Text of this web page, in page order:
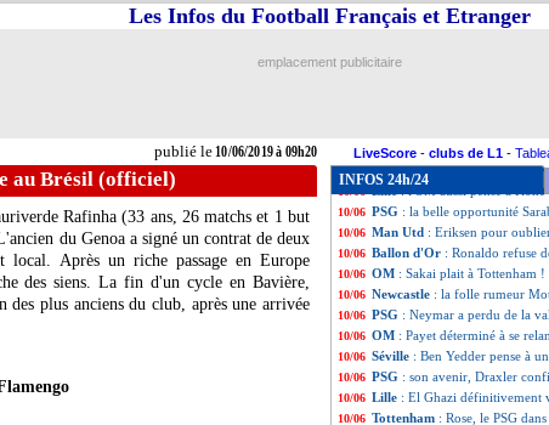
publié le10/06/2019 à 09h20
Les Infos du Football Français et Etranger
emplacement publicitaire
LiveScore - clubs de L1 -
au Brésil (officiel)
Rafinha (33 ans, 26 matchs et 1 but
du Genoa a signé un contrat de deux
local. Après un riche passage en Europe
des siens. La fin d'un cycle en Bavière,
plus anciens du club, après une arrivée
INFOS 24h/24
10/06 Real: Pintus, le préparateur
10/06 PSG: Areola se projette sur
10/06 Portugal
10/06 PSG: Griezmann-Mbappé,
10/06 Roma: Gonalons au rebond
: l'OM aussi pense à
10/06 PSG : la belle opportunité
10/06 Man Utd : Eriksen pour
10/06 Ballon d'Or : Ronaldo refuse
10/06 OM : Sakai plait à Tottenham !
10/06 Newcastle : la folle rumeur
10/06 PSG : Neymar a perdu de la
10/06 OM : Payet déterminé à se
10/06 Séville : Ben Yedder pense à
10/06 PSG : son avenir, Draxler
10/06 Lille : El Ghazi définitivement
10/06 Tottenham : Rose, le PSG